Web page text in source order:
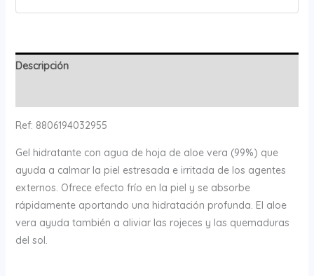
cantidad
Descripción
Ref: 8806194032955
Gel hidratante con agua de hoja de aloe vera (99%) que
ayuda a calmar la piel estresada e irritada de los agentes
externos. Ofrece efecto frío en la piel y se absorbe
rápidamente aportando una hidratación profunda. El aloe
vera ayuda también a aliviar las rojeces y las quemaduras
del sol.